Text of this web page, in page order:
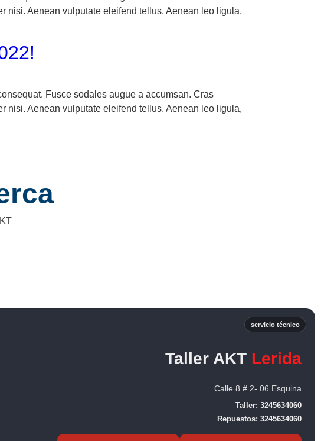
nisi. Aenean vulputate eleifend tellus. Aenean leo ligula,
Fusce sodales augue a accumsan. Cras
nisi. Aenean vulputate eleifend tellus. Aenean leo ligula,
servicio técnico
Taller AKT Lerida
Calle 8 # 2- 06 Esquina
Taller: 3245634060
Repuestos: 3245634060